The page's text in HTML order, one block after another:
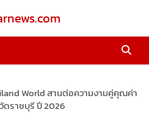
World สานต่อความงามคู่คุณค่า
ราชบุรี ปี 2026